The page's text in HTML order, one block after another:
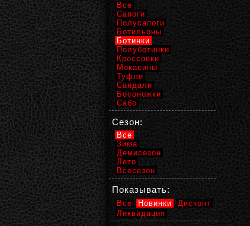
Все
Сапоги
Полусапоги
Ботильоны
Ботинки
Полуботинки
Кроссовки
Мокасины
Туфли
Сандали
Босоножки
Сабо
Сезон:
Все
Зима
Демисезон
Лето
Всесезон
Показывать:
Все Новинки
Дисконт
Ликвидация